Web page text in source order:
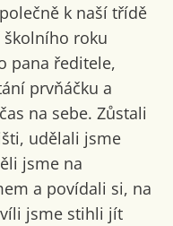
k naší třídě
školního roku
pana ředitele,
prvňáčku a
na sebe. Zůstali
udělali jsme
jsme na
a povídali si, na
jsme stihli jít